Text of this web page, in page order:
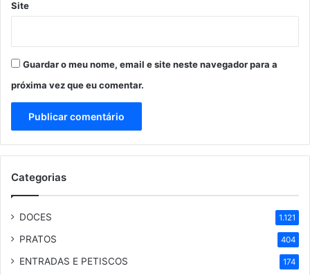
Site
Guardar o meu nome, email e site neste navegador para a
próxima vez que eu comentar.
Categorias
DOCES 1.121
PRATOS 404
ENTRADAS E PETISCOS 174